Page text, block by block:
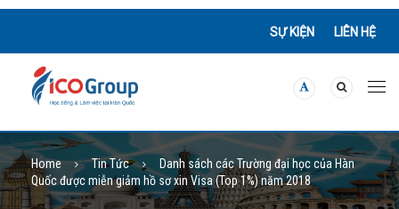
SỰ KIỆN LIÊN HỆ
Home Tin Tức
Danh sách các Trường đại học của Hàn
Quốc được miễn giảm hồ sơ xin Visa (Top 1%) năm 2018